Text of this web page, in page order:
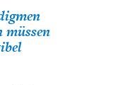
müssen